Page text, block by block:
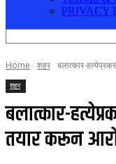
PRIVACY
Home शहर बलात्कार-
शहर
बलात्कार-
तयार करून